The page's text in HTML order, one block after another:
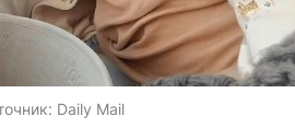
Daily Mail